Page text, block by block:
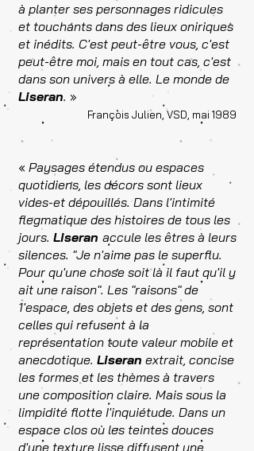
à planter ses personnages ridicules
et touchants dans des lieux oniriques
et inédits. C'est peut-être vous, c'est
peut-être moi, mais en tout cas, c'est
dans son univers à elle. Le monde de
Liseran. »
François Julien, VSD, mai 1989
« Paysages étendus ou espaces
quotidiens, les décors sont lieux
vides-et dépouillés. Dans l'intimité
flegmatique des histoires de tous les
jours. Liseran accule les êtres à leurs
silences. "Je n'aime pas le superflu.
Pour qu'une chose soit là il faut qu'il y
ait une raison". Les "raisons" de
1'espace, des objets et des gens, sont
celles qui refusent à la
représentation toute valeur mobile et
anecdotique. Liseran extrait, concise
les formes et les thèmes à travers
une composition claire. Mais sous la
limpidité flotte I'inquiétude. Dans un
espace clos où les teintes douces
d'une texture lisse diffusent une